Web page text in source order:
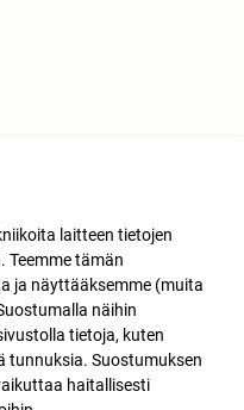
laitteen tietojen
Teemme tämän
ja näyttääksemme (muita
näihin
tietoja, kuten
tunnuksia. Suostumuksen
haitallisesti